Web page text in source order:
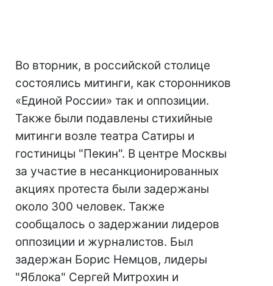
Во вторник, в российской столице
состоялись митинги, как сторонников
«Единой России» так и оппозиции.
Также были подавлены стихийные
митинги возле театра Сатиры и
гостиницы "Пекин". В центре Москвы
за участие в несанкционированных
акциях протеста были задержаны
около 300 человек. Также
сообщалось о задержании лидеров
оппозиции и журналистов. Был
задержан Борис Немцов, лидеры
"Яблока" Сергей Митрохин и